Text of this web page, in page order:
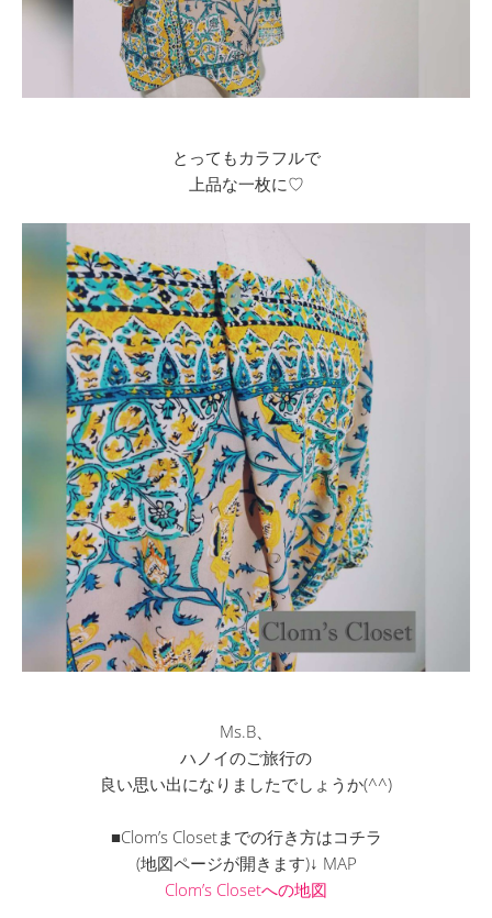
とってもカラフルで
上品な一枚に♡
Ms.B、
ハノイのご旅行の
良い思い出になりましたでしょうか(^^)
■Clom’s Closetまでの行き方はコチラ
(地図ページが開きます)↓ MAP
Clom’s Closetへの地図